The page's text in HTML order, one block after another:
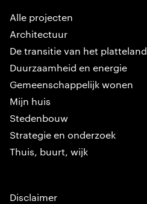
Alle projecten
Architectuur
De transitie van het platteland
Duurzaamheid en energie
Gemeenschappelijk wonen
Mijn huis
Stedenbouw
Strategie en onderzoek
Thuis, buurt, wijk
Disclaimer